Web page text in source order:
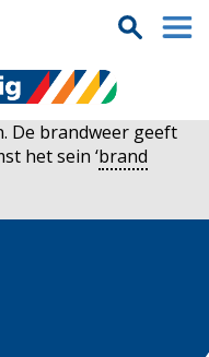
De brandweer geeft
het sein ‘brand